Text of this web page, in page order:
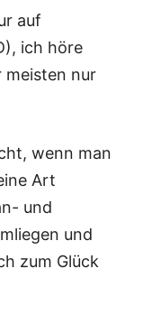
auf
ich höre
meisten nur
wenn man
Art
und
und
zum Glück